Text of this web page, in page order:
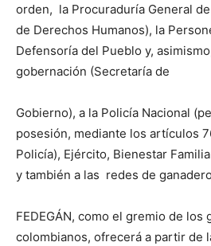
orden, la Procuraduría General
de Derechos Humanos), la
Defensoría del Pueblo y,
gobernación (Secretaría de
Gobierno), a la Policía Nacional
posesión, mediante los artículos
Policía), Ejército, Bienestar
y también a las redes de
FEDEGÁN, como el gremio de los
colombianos, ofrecerá a partir de